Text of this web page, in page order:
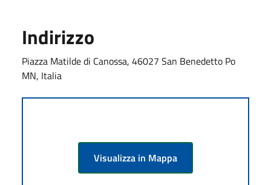
Indirizzo
Piazza Matilde di Canossa, 46027 San Benedetto Po
MN, Italia
Visualizza in Mappa